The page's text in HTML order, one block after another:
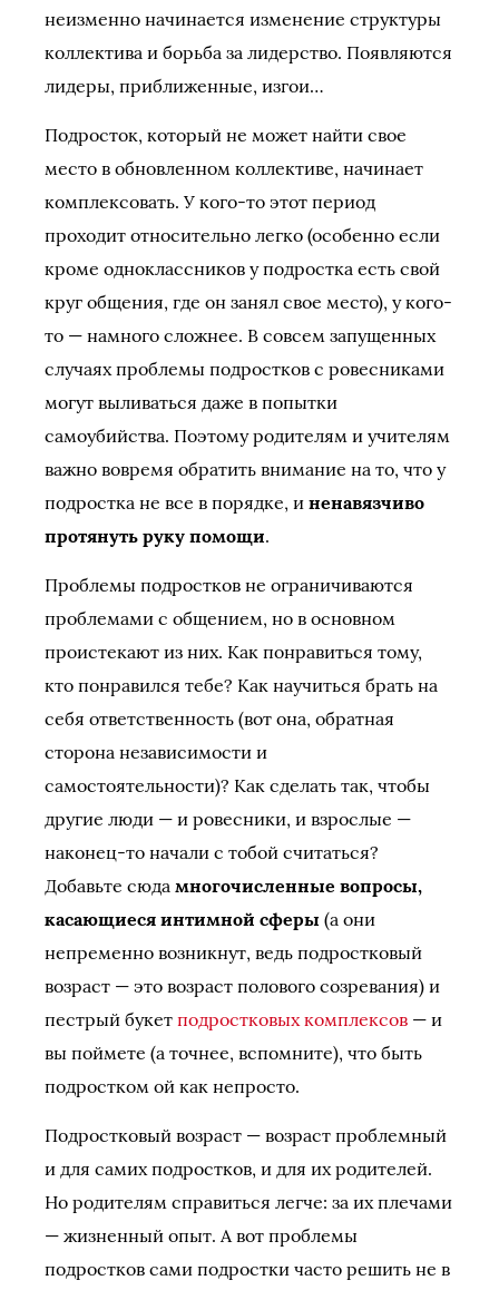
неизменно начинается изменение структуры
коллектива и борьба за лидерство. Появляются
лидеры, приближенные, изгои…
Подросток, который не может найти свое
место в обновленном коллективе, начинает
комплексовать. У кого-то этот период
проходит относительно легко (особенно если
кроме одноклассников у подростка есть свой
круг общения, где он занял свое место), у кого-
то — намного сложнее. В совсем запущенных
случаях проблемы подростков с ровесниками
могут выливаться даже в попытки
самоубийства. Поэтому родителям и учителям
важно вовремя обратить внимание на то, что у
подростка не все в порядке, и ненавязчиво
протянуть руку помощи.
Проблемы подростков не ограничиваются
проблемами с общением, но в основном
проистекают из них. Как понравиться тому,
кто понравился тебе? Как научиться брать на
себя ответственность (вот она, обратная
сторона независимости и
самостоятельности)? Как сделать так, чтобы
другие люди — и ровесники, и взрослые —
наконец-то начали с тобой считаться?
Добавьте сюда многочисленные вопросы,
касающиеся интимной сферы (а они
непременно возникнут, ведь подростковый
возраст — это возраст полового созревания) и
пестрый букет подростковых комплексов — и
вы поймете (а точнее, вспомните), что быть
подростком ой как непросто.
Подростковый возраст — возраст проблемный
и для самих подростков, и для их родителей.
Но родителям справиться легче: за их плечами
— жизненный опыт. А вот проблемы
подростков сами подростки часто решить не в